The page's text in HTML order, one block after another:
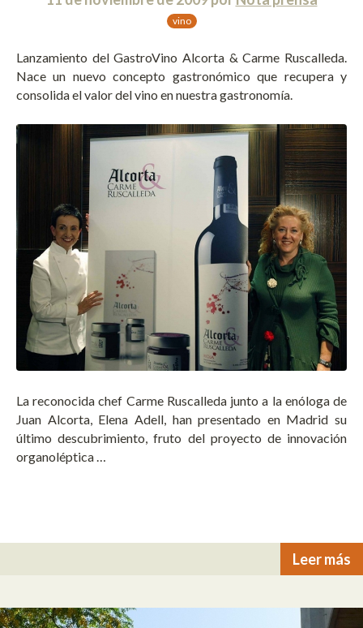
vino
Lanzamiento del GastroVino Alcorta & Carme Ruscalleda.
Nace un nuevo concepto gastronómico que recupera y
consolida el valor del vino en nuestra gastronomía.
La reconocida chef Carme Ruscalleda junto a la enóloga de
Juan Alcorta, Elena Adell, han presentado en Madrid su
último descubrimiento, fruto del proyecto de innovación
organoléptica …
Leer más